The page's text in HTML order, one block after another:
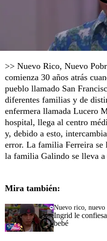
>> Nuevo Rico, Nuevo
comienza 30 años atrás
pueblo llamado San
diferentes familias y de
enfermera llamada Lucero
hospital, llega al centro
y, debido a esto,
error. La familia Ferreira se
la familia Galindo se lleva a
Mira también:
Nuevo rico, nuevo
Ingrid le
bebé